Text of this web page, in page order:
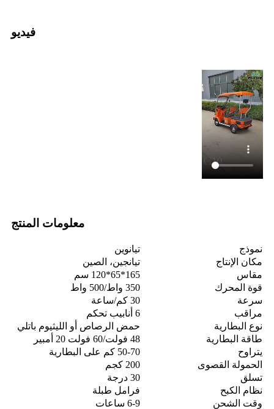
فيديو
معلومات المنتج
نموذج
تيانوين
مكان الإنتاج
تيانجين، الصين
مقاس
165*65*120 سم
قوة المحرك
350 واط/500 واط
سرعة
30 كم/ساعة
مراقب
6 أنابيب تحكم
نوع البطارية
حمض الرصاص أو الليثيوم باتلي
طاقة البطارية
48 فولت/60 فولت 20 أمبير
يتراوح
50-70 كم على البطارية
الحمولة القصوى
200 كجم
تسلق
30 درجة
نظام الكبح
فرامل طبلة
وقت الشحن
6-9 ساعات